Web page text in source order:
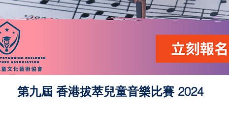
第九屆 香港拔萃兒童音樂比賽 2024